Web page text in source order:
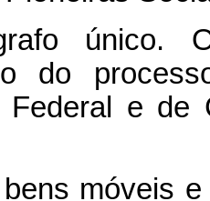
único.
do
Federal e de
móveis